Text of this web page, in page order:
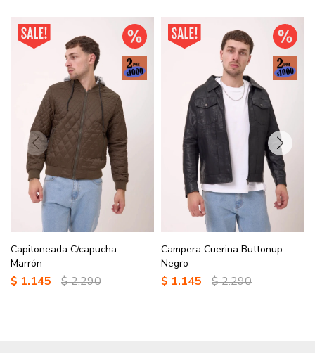
Capitoneada C/capucha -
Marrón
$ 1.145 $2.290
Campera Cuerina Buttonup -
Negro
$ 1.145 $2.290